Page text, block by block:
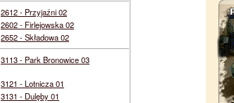
2612 - Przyjaźni 02
2602 - Firlejowska 02
2652 - Składowa 02
3113 - Park Bronowice 03
3121 - Lotnicza 01
3131 - Dulęby 01